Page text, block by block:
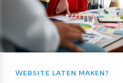
WEBSITE LATEN MAKEN?​​​​​​​​​​​​​​